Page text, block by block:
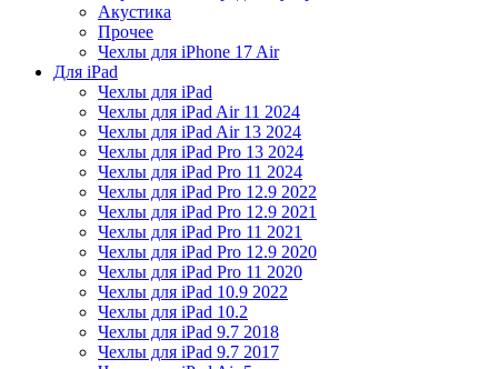
Акустика
Прочее
Чехлы для iPhone 17 Air
Для iPad
Чехлы для iPad
Чехлы для iPad Air 11 2024
Чехлы для iPad Air 13 2024
Чехлы для iPad Pro 13 2024
Чехлы для iPad Pro 11 2024
Чехлы для iPad Pro 12.9 2022
Чехлы для iPad Pro 12.9 2021
Чехлы для iPad Pro 11 2021
Чехлы для iPad Pro 12.9 2020
Чехлы для iPad Pro 11 2020
Чехлы для iPad 10.9 2022
Чехлы для iPad 10.2
Чехлы для iPad 9.7 2018
Чехлы для iPad 9.7 2017